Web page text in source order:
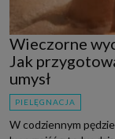
Wieczorne
Jak
umysł
PIELĘGNACJA
W codziennym